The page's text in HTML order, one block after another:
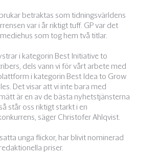
betraktas som tidningsvärldens
var i år riktigt tuff. GP var det
som tog hem två titlar.
i kategorin Best Initiative to
dels vann vi för vårt arbete med
i kategorin Best Idea to Grow
Det visar att vi inte bara med
är en av de bästa nyhetstjänsterna
står oss riktigt starkt i en
säger Christofer Ahlqvist.
unga flickor, har blivit nominerad
priser.